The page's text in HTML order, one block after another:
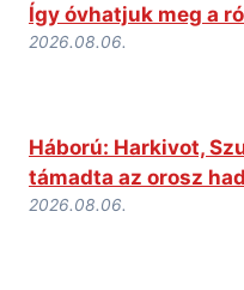
Így óvhatjuk meg a
2026.08.06.
Háború: Harkivot,
támadta az orosz
2026.08.06.